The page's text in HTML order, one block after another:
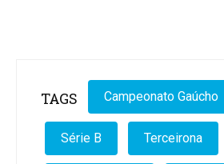
TAGS Campeonato Gaúcho
Série B Terceirona